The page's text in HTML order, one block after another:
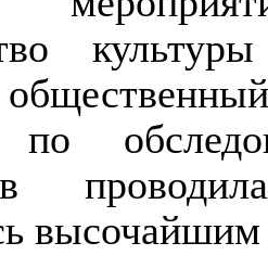
общественный
по